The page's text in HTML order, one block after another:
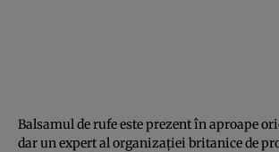
Balsamul de rufe este prezent în aproape
dar un expert al organizației britanice de